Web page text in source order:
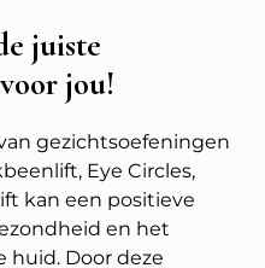
juiste
jou!
gezichtsoefeningen
Eye Circles,
kan een positieve
en het
huid. Door deze